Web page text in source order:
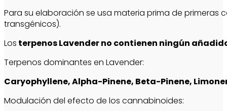
Para su elaboración se usa materia prima de
transgénicos).
Los terpenos Lavender no contienen ningún
Terpenos dominantes en Lavender:
Caryophyllene, Alpha-Pinene, Beta-Pinene,
Modulación del efecto de los cannabinoides: